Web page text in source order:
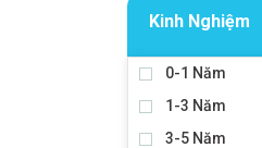
Kinh Nghiệm
0-1 Năm
1-3 Năm
3-5 Năm